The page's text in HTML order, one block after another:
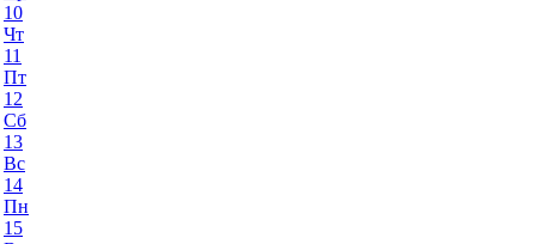
10
Чт
11
Пт
12
Сб
13
Вс
14
Пн
15